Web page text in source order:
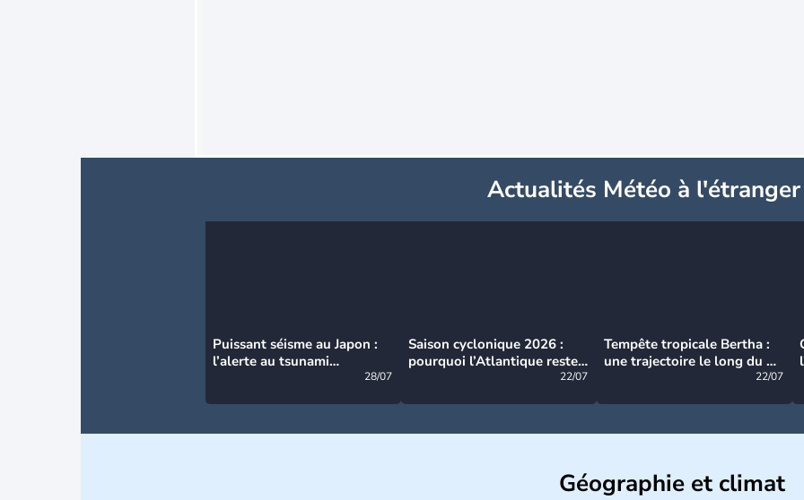
Actualités Météo à l'étranger
Puissant séisme au Japon :
l’alerte au tsunami
28/07
Saison cyclonique 2026 :
pourquoi l’Atlantique reste
22/07
Tempête tropicale Bertha :
une trajectoire le long du du
22/07
Géographie et climat